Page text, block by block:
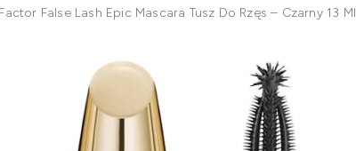
False Lash Epic Mascara Tusz Do Rzęs – Czarny 13 Ml
Factor False Lash Epic Mascara tusz do rzęs –